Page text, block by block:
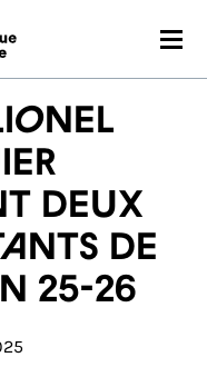
Lionel
deux
de
25-26